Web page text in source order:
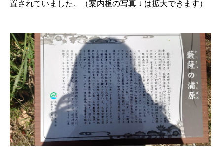
置されていました。（案内板の写真 ↓ は拡大できます）